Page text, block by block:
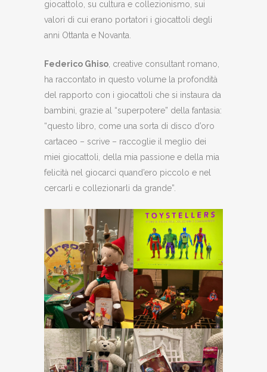
giocattolo, su cultura e collezionismo, sui
valori di cui erano portatori i giocattoli degli
anni Ottanta e Novanta.
Federico Ghiso , creative consultant romano,
ha raccontato in questo volume la profondità
del rapporto con i giocattoli che si instaura da
bambini, grazie al “superpotere” della fantasia:
“questo libro, come una sorta di disco d’oro
cartaceo – scrive – raccoglie il meglio dei
miei giocattoli, della mia passione e della mia
felicità nel giocarci quand’ero piccolo e nel
cercarli e collezionarli da grande”.